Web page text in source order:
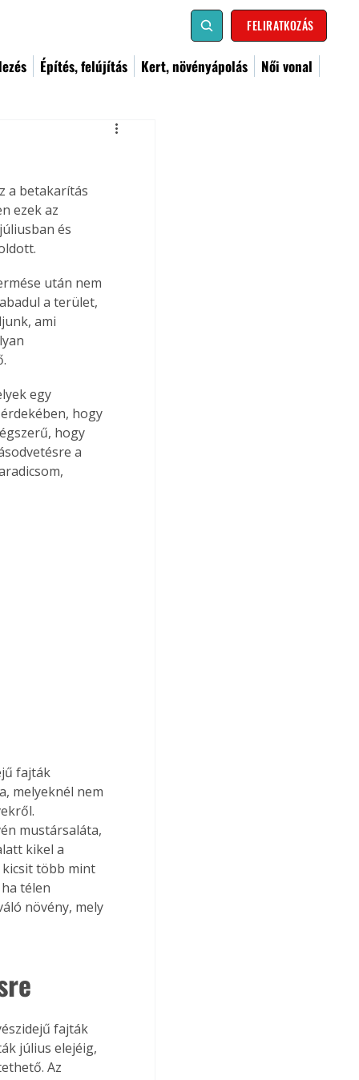
FELIRATKOZÁS
Építés, felújítás Kert, növényápolás Női vonal
a betakarítás
ezek az
és
után nem
a terület,
ami
egy
hogy
hogy
a
fajták
melyeknél nem
mustársaláta,
kikel a
több mint
télen
növény, mely
fajták
július elejéig,
Az